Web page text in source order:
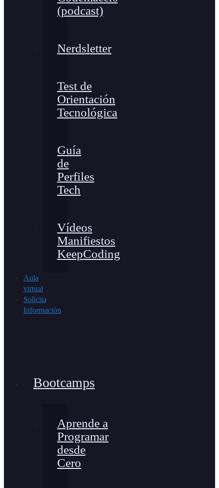
(podcast)
Nerdsletter
Test de
Orientación
Tecnológica
Guía
de
Perfiles
Tech
Vídeos
Manifiestos
KeepCoding
Aula
virtual
Solicita
Información
Bootcamps
Aprende a
Programar
desde
Cero